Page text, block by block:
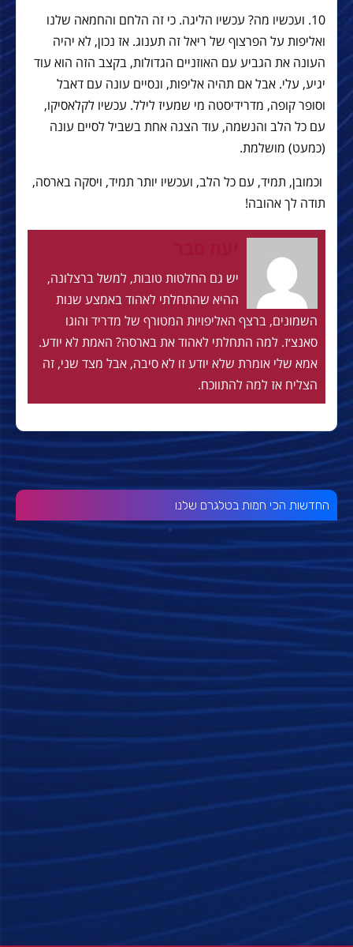
10. ועכשיו מה? עכשיו הליגה. כי זה הלחם והחמאה שלנו
ואליפות על הפרצוף של ריאל זה תענוג. אז נכון, לא יהיה
העונה את הגביע עם האוזניים הגדולות, בקצב הזה הוא עוד
יגיע, עלי. אבל אם תהיה אליפות, ונסיים עונה עם דאבל
וסופר קופה, מדרידיסטה מי שמעיז לילל. עכשיו לקלאסיקו,
עם כל הלב והנשמה, עוד הצגה אחת בשביל לסיים עונה
(כמעט) מושלמת.
וכמובן, תמיד, עם כל הלב, ועכשיו יותר תמיד, ויסקה בארסה,
תודה לך אהובה!
יש גם החלטות טובות, למשל ברצלונה,
ההיא שהתחלתי לאהוד באמצע שנות
השמונים, ברצף האליפויות המטורף של מדריד והוגו
סאנצ׳ז. למה התחלתי לאהוד את בארסה? האמת לא יודע.
אמא שלי אומרת שלא יודע זו לא סיבה, אבל מצד שני, זה
הצליח אז למה להתווכח.
החדשות הכי חמות בטלגרם שלנו